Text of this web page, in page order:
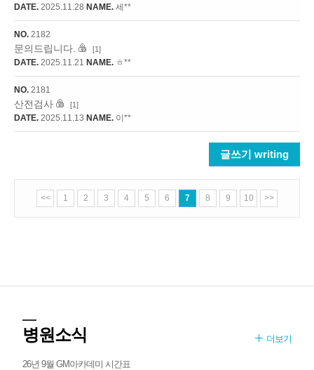
DATE. 2025.11.28 NAME. 세**
NO. 2182
문의드립니다. [1]
DATE. 2025.11.21 NAME. ㅎ**
NO. 2181
산전검사 [1]
DATE. 2025.11.13 NAME. 이**
글쓰기 writing
<< 1 2 3 4 5 6 7 8 9 10 >>
병원소식 더보기
26년 9월 GM아카데미 시간표